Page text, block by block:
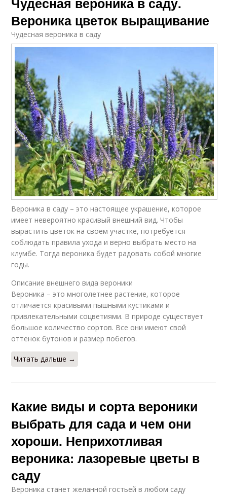
Вероника цветок выращивание
Чудесная вероника в саду
Вероника в саду – это настоящее украшение, которое
имеет невероятно красивый внешний вид. Чтобы
вырастить цветок на своем участке, потребуется
соблюдать правила ухода и верно выбрать место на
клумбе. Тогда вероника будет радовать собой многие
годы.
Описание внешнего вида вероники
Вероника – это многолетнее растение, которое
отличается красивыми пышными кустиками и
привлекательными соцветиями. В природе существует
большое количество сортов. Все они имеют свой
оттенок бутонов и размер побегов.
Читать дальше →
Какие виды и сорта вероники
выбрать для сада и чем они
хороши. Неприхотливая
вероника: лазоревые цветы в
саду
Вероника станет желанной гостьей в любом саду